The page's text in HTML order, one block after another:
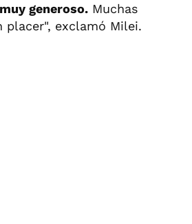
generoso. Muchas
placer", exclamó Milei.